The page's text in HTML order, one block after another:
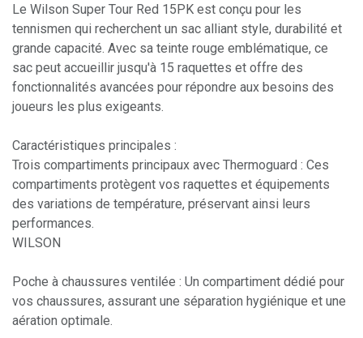
Le Wilson Super Tour Red 15PK est conçu pour les
tennismen qui recherchent un sac alliant style, durabilité et
grande capacité. Avec sa teinte rouge emblématique, ce
sac peut accueillir jusqu'à 15 raquettes et offre des
fonctionnalités avancées pour répondre aux besoins des
joueurs les plus exigeants.
Caractéristiques principales :
Trois compartiments principaux avec Thermoguard : Ces
compartiments protègent vos raquettes et équipements
des variations de température, préservant ainsi leurs
performances.
WILSON
Poche à chaussures ventilée : Un compartiment dédié pour
vos chaussures, assurant une séparation hygiénique et une
aération optimale.